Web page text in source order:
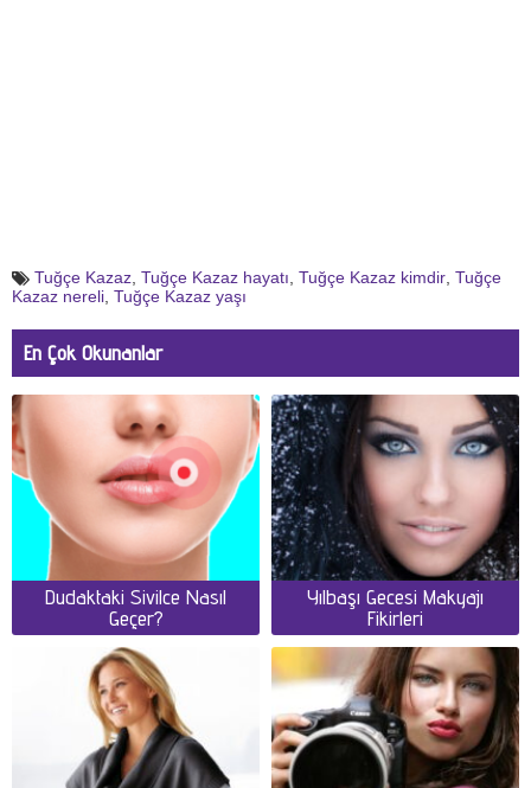
Tuğçe Kazaz Tuğçe Kazaz hayatı Tuğçe Kazaz kimdir Tuğçe
Kazaz nereli Tuğçe Kazaz yaşı
En Çok Okunanlar
Dudaktaki Sivilce Nasıl
Geçer?
Yılbaşı Gecesi Makyajı
Fikirleri